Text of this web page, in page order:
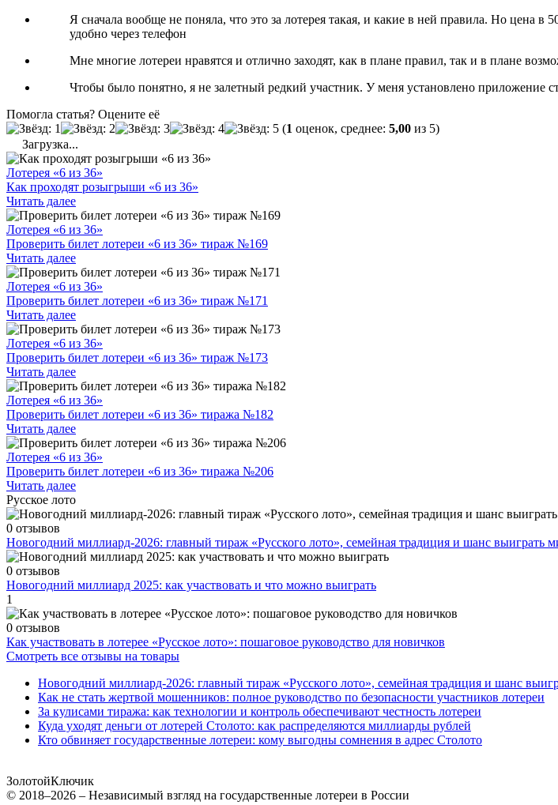
Я сначала вообще не поняла, что это за лотерея такая, и какие в ней правила. Но цена
удобно через телефон
Мне многие лотереи нравятся и отлично заходят, как в плане правил, так и в плане
Чтобы было понятно, я не залетный редкий участник. У меня установлено приложение
Помогла статья? Оцените её
(1 оценок, среднее: 5,00 из 5)
Загрузка...
Лотерея «6 из 36»
Как проходят розыгрыши «6 из 36»
Читать далее
Лотерея «6 из 36»
Проверить билет лотереи «6 из 36» тираж №169
Читать далее
Лотерея «6 из 36»
Проверить билет лотереи «6 из 36» тираж №171
Читать далее
Лотерея «6 из 36»
Проверить билет лотереи «6 из 36» тираж №173
Читать далее
Лотерея «6 из 36»
Проверить билет лотереи «6 из 36» тиража №182
Читать далее
Лотерея «6 из 36»
Проверить билет лотереи «6 из 36» тиража №206
Читать далее
Русское лото
0 отзывов
Новогодний миллиард-2026: главный тираж «Русского лото», семейная традиция и шанс выиграть
0 отзывов
Новогодний миллиард 2025: как участвовать и что можно выиграть
1
0 отзывов
Как участвовать в лотерее «Русское лото»: пошаговое руководство для новичков
Смотреть все отзывы на товары
Новогодний миллиард-2026: главный тираж «Русского лото», семейная традиция и шанс
Как не стать жертвой мошенников: полное руководство по безопасности участников лотереи
За кулисами тиража: как технологии и контроль обеспечивают честность лотереи
Куда уходят деньги от лотерей Столото: как распределяются миллиарды рублей
Кто обвиняет государственные лотереи: кому выгодны сомнения в адрес Столото
ЗолотойКлючик
© 2018–2026 – Независимый взгляд на государственные лотереи в России